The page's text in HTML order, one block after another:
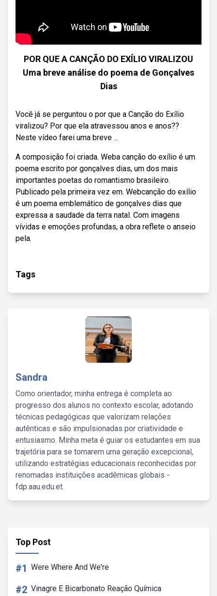
POR QUE A CANÇÃO DO EXÍLIO VIRALIZOU
Uma breve análise do poema de Gonçalves
Dias
Você já se perguntou o por que a Canção do Exílio
viralizou? Por que ela atravessou anos e anos??
Neste vídeo farei uma breve ...
A composição foi criada. Weba canção do exílio é um
poema escrito por gonçalves dias, um dos mais
importantes poetas do romantismo brasileiro.
Publicado pela primeira vez em. Webcanção do exílio
é um poema emblemático de gonçalves dias que
expressa a saudade da terra natal. Com imagens
vívidas e emoções profundas, a obra reflete o anseio
pela.
Tags
Sandra
Como orientador, minha entrega é completa ao
progresso dos alunos no contexto escolar, adotando
técnicas pedagógicas que valorizam relações
autênticas e são impulsionadas por criatividade e
entusiasmo. Minha meta é guiar os estudantes em sua
trajetória para se tornarem uma geração excepcional,
utilizando estratégias educacionais reconhecidas por
renomadas instituições acadêmicas globais -
fdp.aau.edu.et.
Top Post
#1 Were Where And We're
#2 Vinagre E Bicarbonato Reação Química